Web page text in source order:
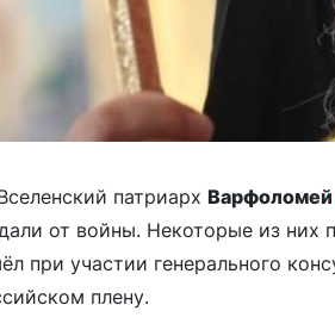
патриарх Варфоломей
от войны. Некоторые из них
при участии генерального
плену.